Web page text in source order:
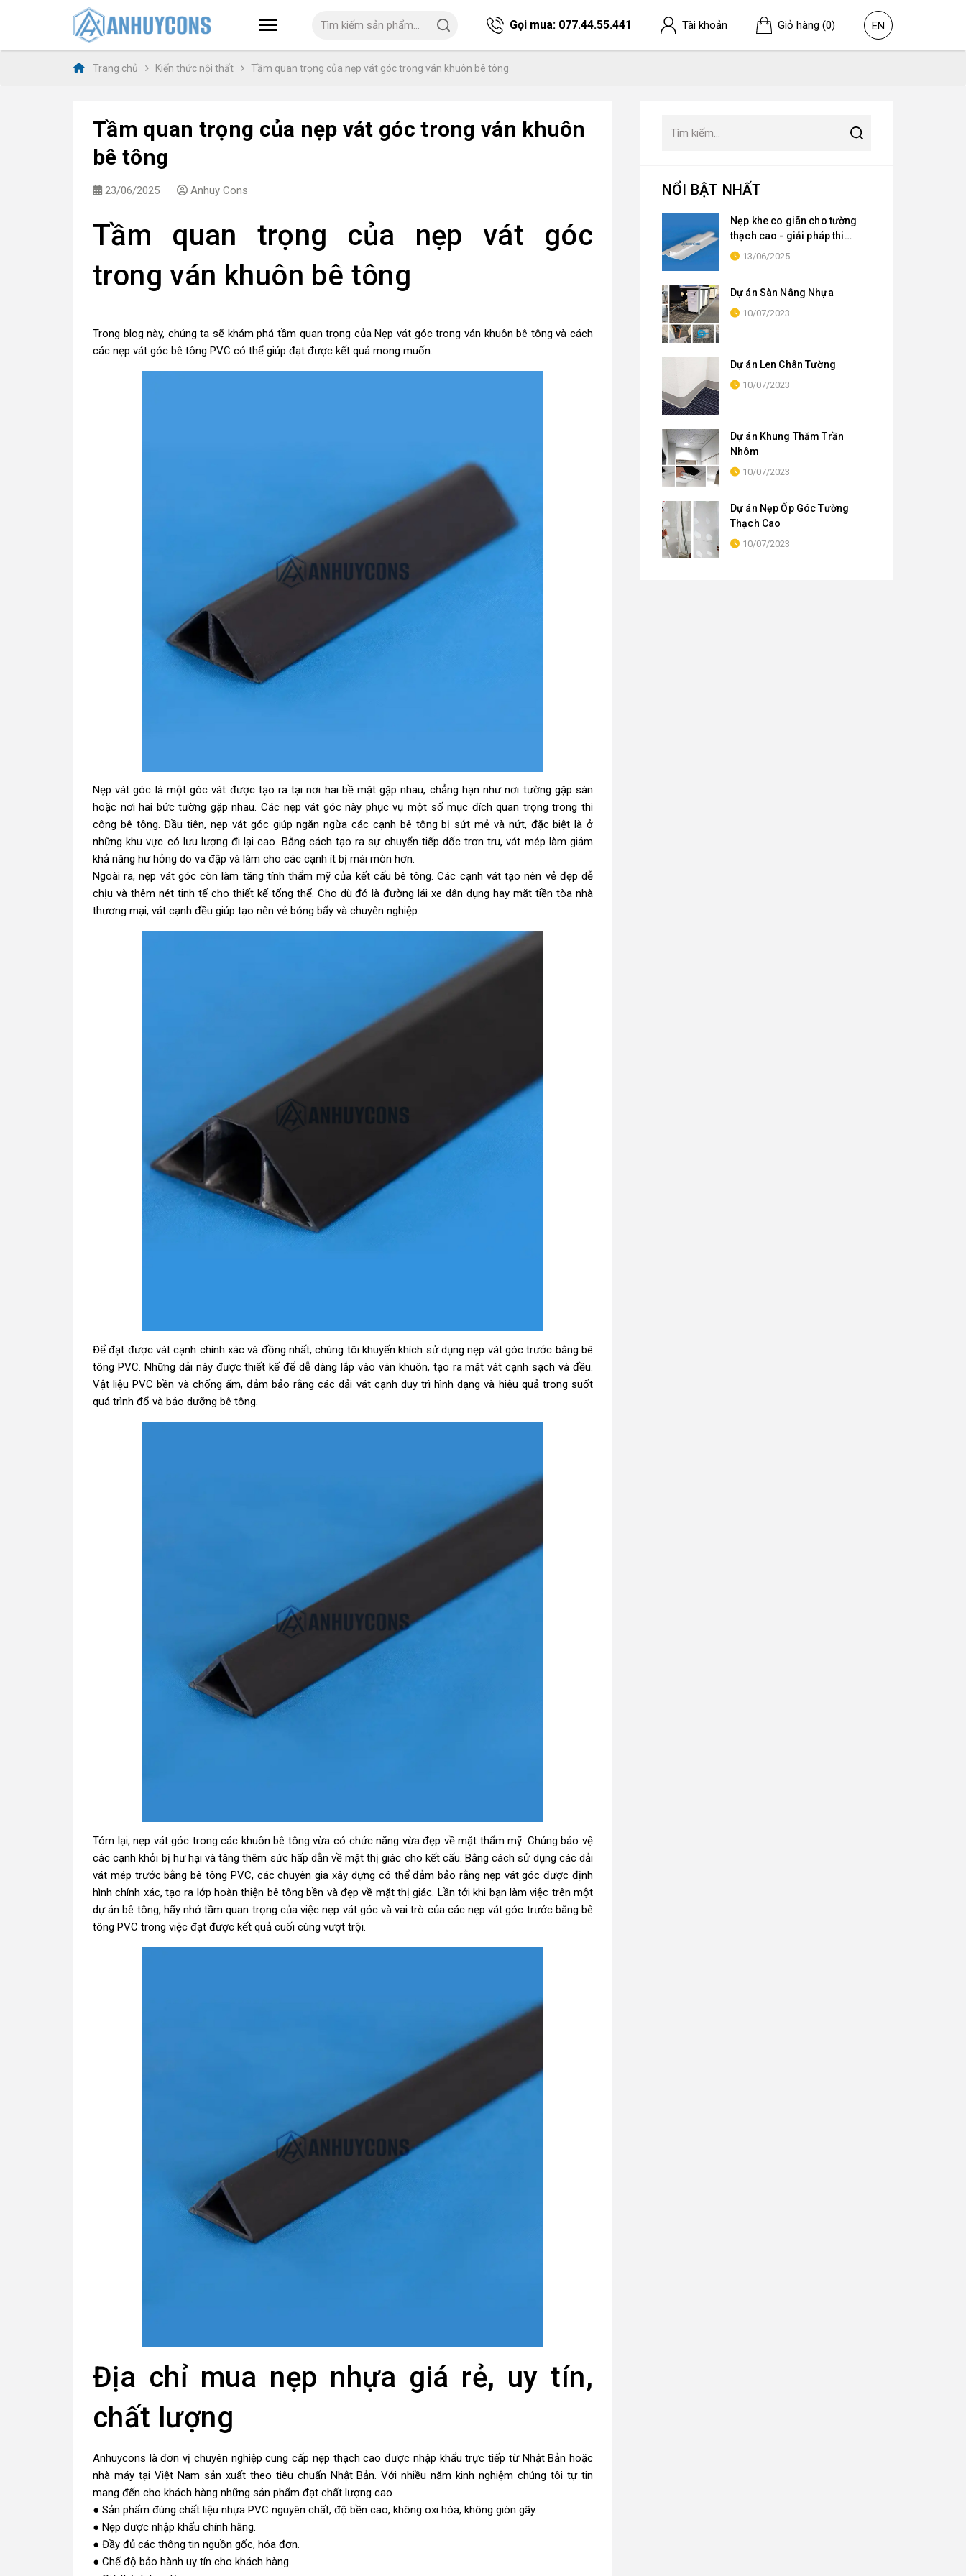
Gọi mua: 077.44.55.441 Tài khoản Giỏ hàng (0) EN
Trang chủ Kiến thức nội thất Tầm quan trọng của nẹp vát góc trong ván khuôn bê tông
NỔI BẬT NHẤT
Nẹp khe co giãn cho tường
thạch cao - giải pháp thi
công hiệu quả cho các dự án
13/06/2025
Dự án Sàn Nâng Nhựa
10/07/2023
Dự án Len Chân Tường
10/07/2023
Dự án Khung Thăm Trần
Nhôm
10/07/2023
Dự án Nẹp Ốp Góc Tường
Thạch Cao
10/07/2023
Tầm quan trọng của nẹp vát góc trong ván khuôn
bê tông
23/06/2025 Anhuy Cons
Tầm quan trọng của nẹp vát góc
trong ván khuôn bê tông
Trong blog này, chúng ta sẽ khám phá tầm quan trọng củaNẹp vát góctrong ván khuôn bê tông và cách
các nẹp vát góc bê tông PVC có thể giúp đạt được kết quả mong muốn.
Nẹp vát góc là một góc vát được tạo ra tại nơi hai bề mặt gặp nhau, chẳng hạn như nơi tường gặp sàn
hoặc nơi hai bức tường gặp nhau. Các nẹp vát góc này phục vụ một số mục đích quan trọng trong thi
công bê tông. Đầu tiên, nẹp vát góc giúp ngăn ngừa các cạnh bê tông bị sứt mẻ và nứt, đặc biệt là ở
những khu vực có lưu lượng đi lại cao. Bằng cách tạo ra sự chuyển tiếp dốc trơn tru, vát mép làm giảm
khả năng hư hỏng do va đập và làm cho các cạnh ít bị mài mòn hơn.
Ngoài ra, nẹp vát góc còn làm tăng tính thẩm mỹ của kết cấu bê tông. Các cạnh vát tạo nên vẻ đẹp dễ
chịu và thêm nét tinh tế cho thiết kế tổng thể. Cho dù đó là đường lái xe dân dụng hay mặt tiền tòa nhà
thương mại, vát cạnh đều giúp tạo nên vẻ bóng bẩy và chuyên nghiệp.
Để đạt được vát cạnh chính xác và đồng nhất, chúng tôi khuyến khích sử dụng nẹp vát góc trước bằng bê
tông PVC. Những dải này được thiết kế để dễ dàng lắp vào ván khuôn, tạo ra mặt vát cạnh sạch và đều.
Vật liệu PVC bền và chống ẩm, đảm bảo rằng các dải vát cạnh duy trì hình dạng và hiệu quả trong suốt
quá trình đổ và bảo dưỡng bê tông.
Tóm lại, nẹp vát góc trong các khuôn bê tông vừa có chức năng vừa đẹp về mặt thẩm mỹ. Chúng bảo vệ
các cạnh khỏi bị hư hại và tăng thêm sức hấp dẫn về mặt thị giác cho kết cấu. Bằng cách sử dụng các dải
vát mép trước bằng bê tông PVC, các chuyên gia xây dựng có thể đảm bảo rằng nẹp vát góc được định
hình chính xác, tạo ra lớp hoàn thiện bê tông bền và đẹp về mặt thị giác. Lần tới khi bạn làm việc trên một
dự án bê tông, hãy nhớ tầm quan trọng của việc nẹp vát góc và vai trò của các nẹp vát góc trước bằng bê
tông PVC trong việc đạt được kết quả cuối cùng vượt trội.
Địa chỉ mua nẹp nhựa giá rẻ, uy tín,
chất lượng
Anhuycons là đơn vị chuyên nghiệp cung cấp nẹp thạch cao được nhập khẩu trực tiếp từ Nhật Bản hoặc
nhà máy tại Việt Nam sản xuất theo tiêu chuẩn Nhật Bản. Với nhiều năm kinh nghiệm chúng tôi tự tin
mang đến cho khách hàng những sản phẩm đạt chất lượng cao
● Sản phẩm đúng chất liệu nhựa PVC nguyên chất, độ bền cao, không oxi hóa, không giòn gãy.
● Nẹp được nhập khẩu chính hãng.
● Đầy đủ các thông tin nguồn gốc, hóa đơn.
● Chế độ bảo hành uy tín cho khách hàng.